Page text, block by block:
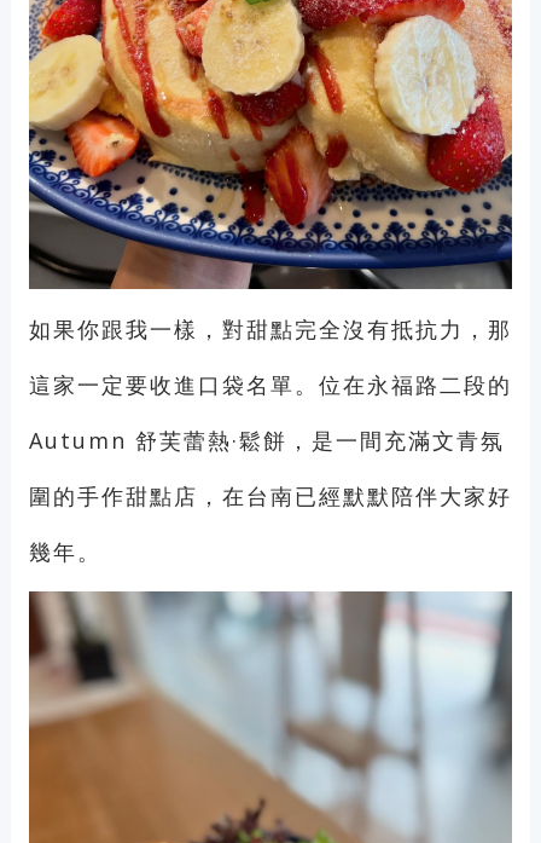
如果你跟我一樣，對甜點完全沒有抵抗力，那
這家一定要收進口袋名單。位在永福路二段的
Autumn 舒芙蕾熱·鬆餅，是一間充滿文青氛
圍的手作甜點店，在台南已經默默陪伴大家好
幾年。